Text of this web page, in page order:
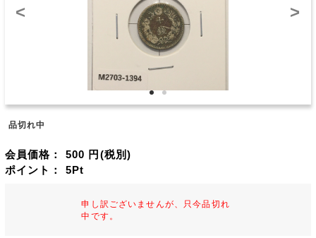
< >
品切れ中
会員価格： 500 円(税別)
ポイント： 5Pt
申し訳ございませんが、只今品切れ
中です。